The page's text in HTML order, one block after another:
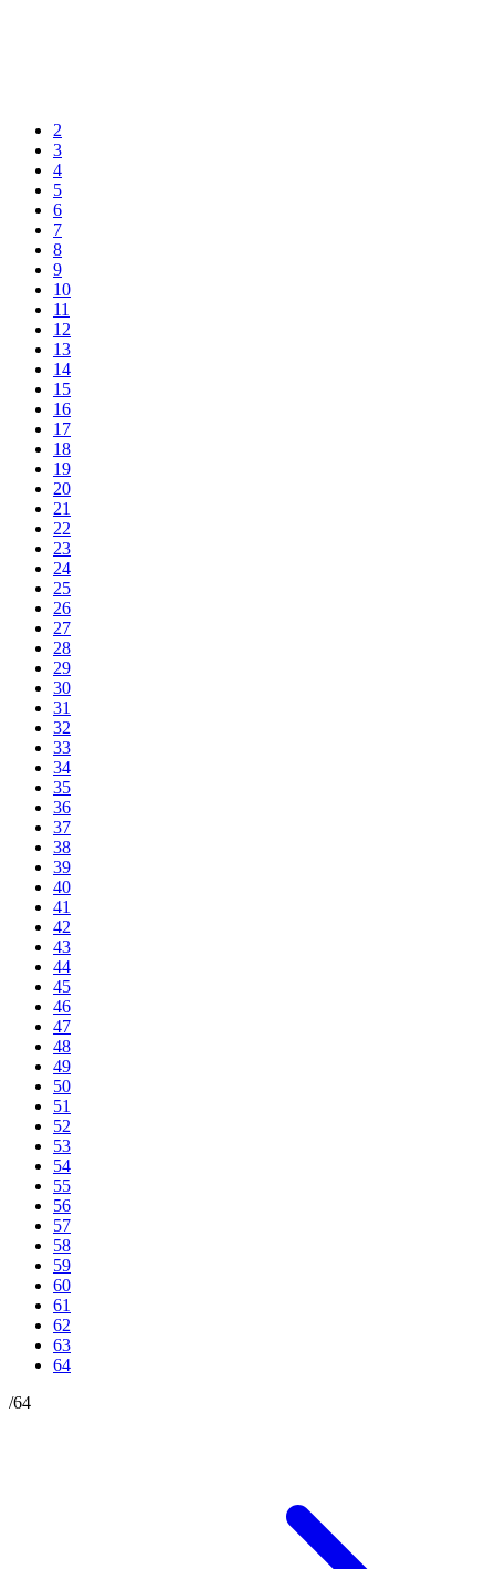
2
3
4
5
6
7
8
9
10
11
12
13
14
15
16
17
18
19
20
21
22
23
24
25
26
27
28
29
30
31
32
33
34
35
36
37
38
39
40
41
42
43
44
45
46
47
48
49
50
51
52
53
54
55
56
57
58
59
60
61
62
63
64
/64